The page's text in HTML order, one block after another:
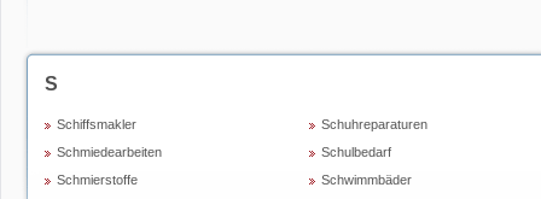
S
Schiffsmakler
Schmiedearbeiten
Schmierstoffe
Schuhreparaturen
Schulbedarf
Schwimmbäder